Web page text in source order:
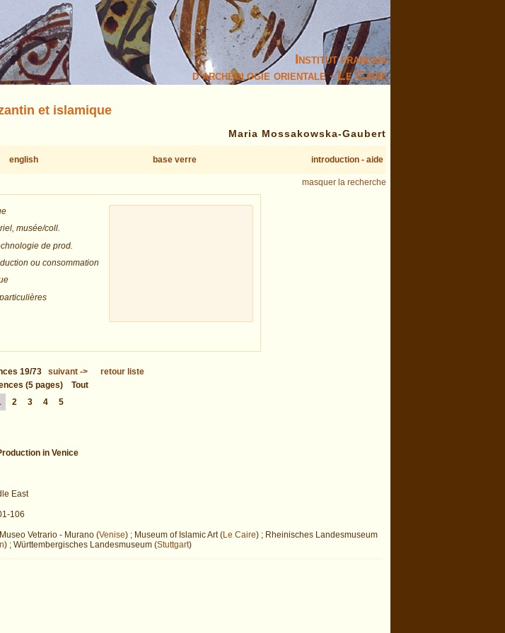
Institut français
d’archéologie orientale - Le Caire
et islamique
Maria Mossakowska-Gaubert
english base verre introduction - aide
masquer la recherche
musée/coll.
de prod.
ou consommation
19/73 suivant->
retour liste
(5 pages)
Tout
2 3 4 5
in Venice
East
106
Vetrario - Murano (Venise) ; Museum of Islamic Art (Le Caire) ; Rheinisches Landesmuseum
) ; Württembergisches Landesmuseum (Stuttgart)